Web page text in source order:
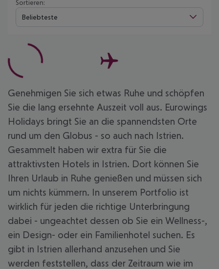
Sortieren:
Beliebteste
Genehmigen Sie sich etwas Ruhe und schöpfen
Sie die lang ersehnte Auszeit voll aus. Eurowings
Holidays bringt Sie an die spannendsten Orte
rund um den Globus - so auch nach Istrien.
Gesammelt haben wir extra für Sie die
attraktivsten Hotels in Istrien. Dort können Sie
Ihren Urlaub in Ruhe genießen und müssen sich
um nichts kümmern. In unserem Portfolio ist
wirklich für jeden die richtige Unterbringung
dabei - ungeachtet dessen ob Sie ein Wellness-,
ein Design- oder ein Familienhotel suchen. Es
gibt in Istrien allerhand anzusehen und Sie
werden feststellen, dass der Zeitraum wie im